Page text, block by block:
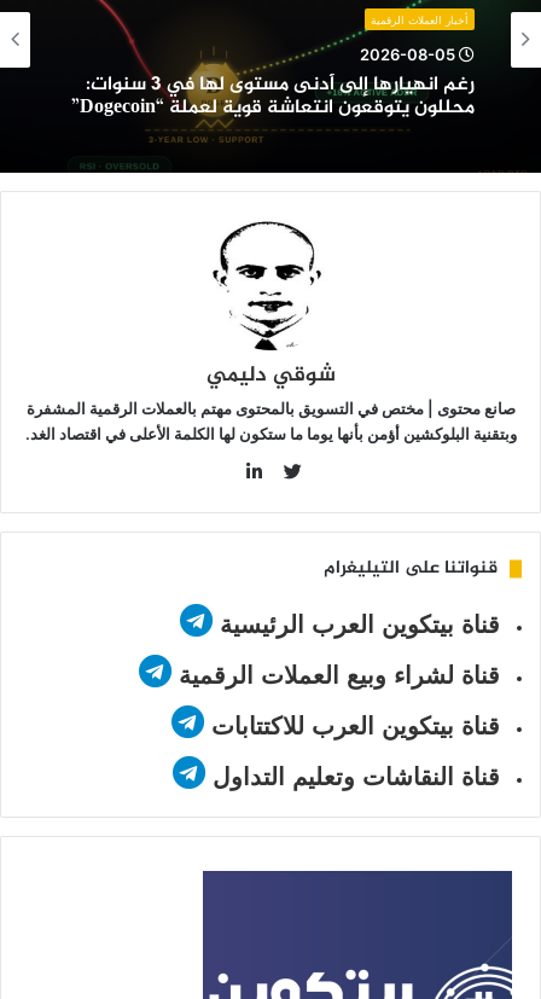
مستوى
لها
في
يتوقعون
انتعاشة
أخبار العملات الرقمية
2026-08-05
رغم انهيارها إلى أدنى مستوى لها في 3 سنوات:
محللون يتوقعون انتعاشة قوية لعملة “Dogecoin”
شوقي دليمي
صانع محتوى | مختص في التسويق بالمحتوى مهتم بالعملات الرقمية المشفرة
وبتقنية البلوكشين أؤمن بأنها يوما ما ستكون لها الكلمة الأعلى في اقتصاد الغد.
قنواتنا على التيليغرام
قناة بيتكوين العرب الرئيسية
قناة لشراء وبيع العملات الرقمية
قناة بيتكوين العرب للاكتتابات
قناة النقاشات وتعليم التداول